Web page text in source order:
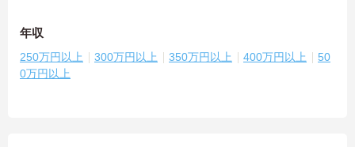
年収
250万円以上 300万円以上 350万円以上 400万円以上
50
0万円以上